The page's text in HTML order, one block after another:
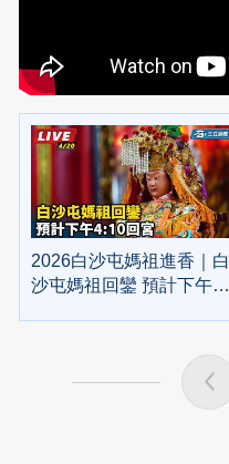
2026白沙屯媽祖進香｜白
沙屯媽祖回鑾 預計下午